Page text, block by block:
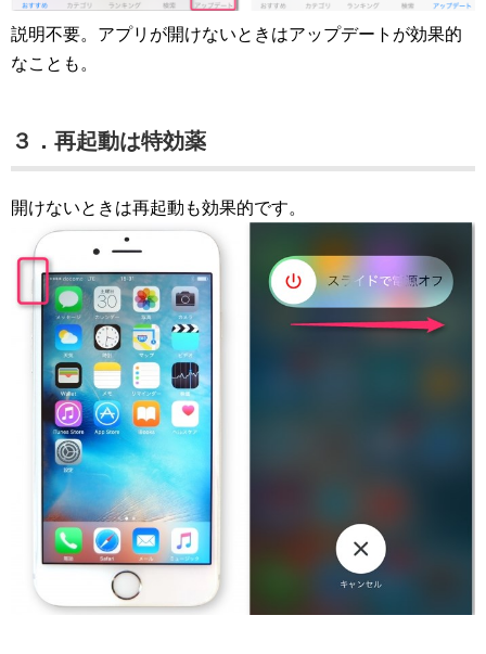
説明不要。アプリが開けないときはアップデートが効果的
なことも。
３．再起動は特効薬
開けないときは再起動も効果的です。